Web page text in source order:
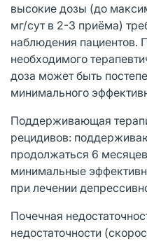
высокие дозы (до
мг/сут в 2-3 приёма)
наблюдения пациентов.
необходимого
доза может быть
минимального
Поддерживающая
рецидивов:
продолжаться 6
минимальные
при лечении
Почечная
недостаточности